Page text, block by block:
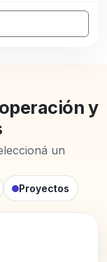
y
un
Proyectos